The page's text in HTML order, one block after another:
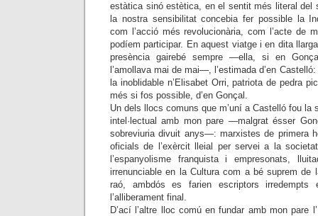
estàtica sinó estètica, en el sentit més literal del
la nostra sensibilitat concebia fer possible la
com l’acció més revolucionària, com l’acte de
podíem participar. En aquest viatge i en dita
presència gairebé sempre —ella, si en
l’amollava mai de mai—, l’estimada d’en
la inoblidable n’Elisabet Orri, patriota de pedra
més si fos possible, d’en Gonçal.
Un dels llocs comuns que m’uní a Castelló fou la
intel·lectual amb mon pare —malgrat ésser
sobreviuria divuit anys—: marxistes de primera
oficials de l’exèrcit lleial per servei a la
l’espanyolisme franquista i empresonats,
irrenunciable en la Cultura com a bé suprem de
raó, ambdós es farien escriptors irredempts
l’alliberament final.
D’ací l’altre lloc comú en fundar amb mon pare